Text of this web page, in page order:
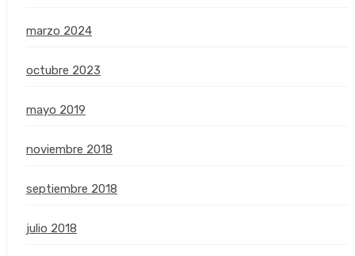
marzo 2024
octubre 2023
mayo 2019
noviembre 2018
septiembre 2018
julio 2018